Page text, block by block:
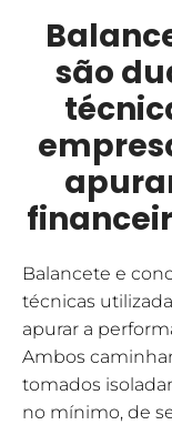
são
Balancete e
técnicas
apurar a
Ambos
tomados
no mínimo, de